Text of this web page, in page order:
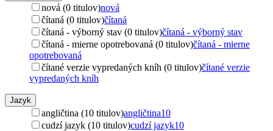
nová (0 titulov)nová
čítaná (0 titulov)čítaná
čítaná - výborný stav (0 titulov)čítaná - výborný stav
čítaná - mierne opotrebovaná (0 titulov)čítaná - mierne
opotrebovaná
čítané verzie vypredaných kníh (0 titulov)čítané verzie
vypredaných kníh
Jazyk
angličtina (10 titulov)angličtina10
cudzí jazyk (10 titulov)cudzí jazyk10